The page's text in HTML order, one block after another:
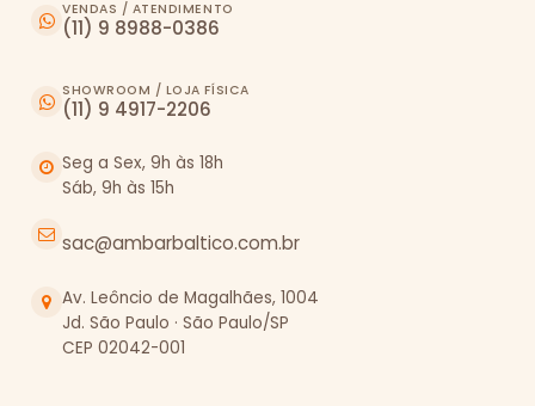
VENDAS / ATENDIMENTO
(11) 9 8988-0386
SHOWROOM / LOJA FÍSICA
(11) 9 4917-2206
Seg a Sex, 9h às 18h
Sáb, 9h às 15h
sac@ambarbaltico.com.br
Av. Leôncio de Magalhães, 1004
Jd. São Paulo · São Paulo/SP
CEP 02042-001